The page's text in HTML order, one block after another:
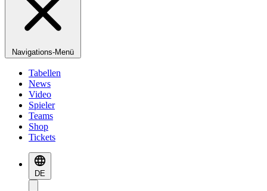
Navigations-Menü
Tabellen
News
Video
Spieler
Teams
Shop
Tickets
DE